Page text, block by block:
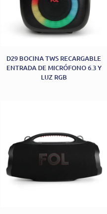
D29 BOCINA TWS RECARGABLE
ENTRADA DE MICRÓFONO 6.3 Y
LUZ RGB